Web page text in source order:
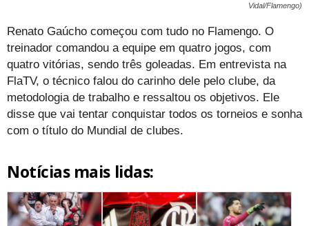
Vidal/Flamengo)
Renato Gaúcho começou com tudo no Flamengo. O
treinador comandou a equipe em quatro jogos, com
quatro vitórias, sendo três goleadas. Em entrevista na
FlaTV, o técnico falou do carinho dele pelo clube, da
metodologia de trabalho e ressaltou os objetivos. Ele
disse que vai tentar conquistar todos os torneios e sonha
com o título do Mundial de clubes.
Notícias mais lidas: